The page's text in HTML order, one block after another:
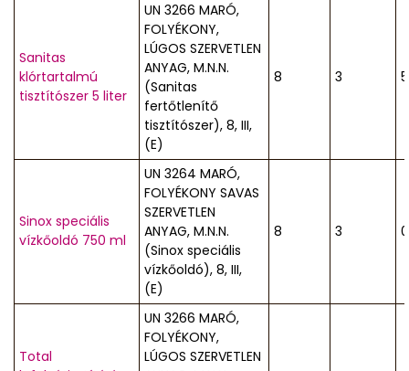
Sanitas
klórtartalmú
tisztítószer 5 liter
UN 3266 MARÓ,
FOLYÉKONY,
LÚGOS SZERVETLEN
ANYAG, M.N.N.
(Sanitas
fertőtlenítő
tisztítószer), 8, III,
(E)
8 3
Sinox speciális
vízkőoldó 750 ml
UN 3264 MARÓ,
FOLYÉKONY SAVAS
SZERVETLEN
ANYAG, M.N.N.
(Sinox speciális
vízkőoldó), 8, III,
(E)
8 3
Total
UN 3266 MARÓ,
FOLYÉKONY,
LÚGOS SZERVETLEN